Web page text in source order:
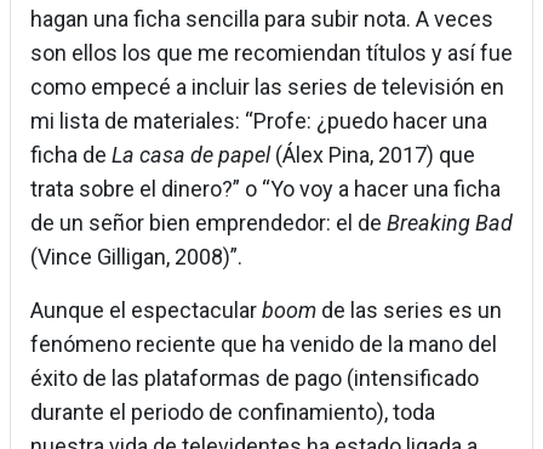
hagan una ficha sencilla para subir nota. A veces
son ellos los que me recomiendan títulos y así fue
como empecé a incluir las series de televisión en
mi lista de materiales: “Profe: ¿puedo hacer una
ficha de La casa de papel(Álex Pina, 2017) que
trata sobre el dinero?” o “Yo voy a hacer una ficha
de un señor bien emprendedor: el de Breaking Bad
(Vince Gilligan, 2008)”.
Aunque el espectacularboom de las series es un
fenómeno reciente que ha venido de la mano del
éxito de las plataformas de pago (intensificado
durante el periodo de confinamiento), toda